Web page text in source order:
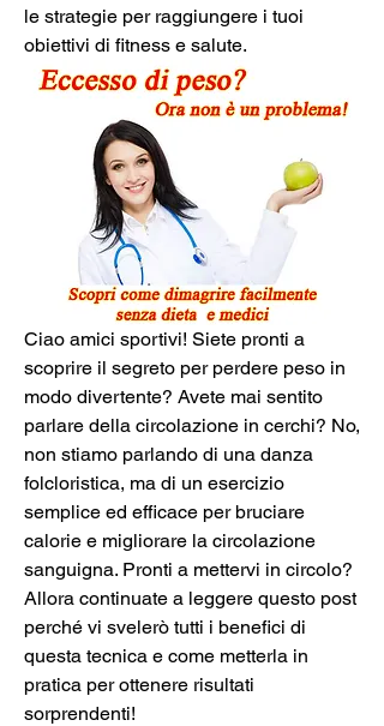
le strategie per raggiungere i tuoi
obiettivi di fitness e salute.
Ciao amici sportivi! Siete pronti a
scoprire il segreto per perdere peso in
modo divertente? Avete mai sentito
parlare della circolazione in cerchi? No,
non stiamo parlando di una danza
folcloristica, ma di un esercizio
semplice ed efficace per bruciare
calorie e migliorare la circolazione
sanguigna. Pronti a mettervi in circolo?
Allora continuate a leggere questo post
perché vi svelerò tutti i benefici di
questa tecnica e come metterla in
pratica per ottenere risultati
sorprendenti!